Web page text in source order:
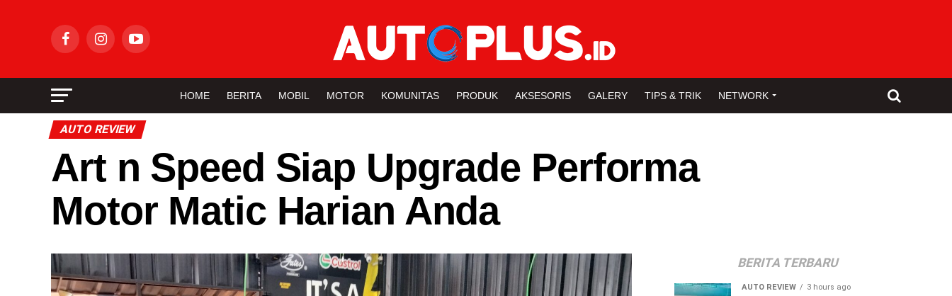
HOME BERITA MOBIL MOTOR KOMUNITAS PRODUK AKSESORIS GALERY TIPS & TRIK NETWORK
AUTO REVIEW
Art n Speed Siap Upgrade Performa
Motor Matic Harian Anda
BERITA TERBARU
AUTO REVIEW 3 hours ago